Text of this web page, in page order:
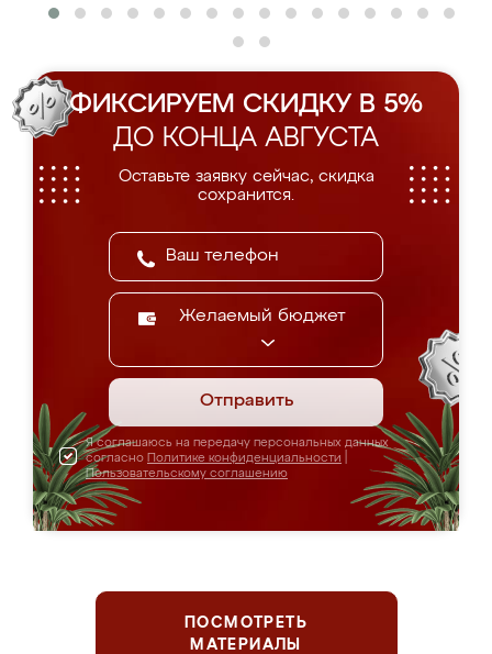
ФИКСИРУЕМ СКИДКУ В 5%
ДО КОНЦА АВГУСТА
Оставьте заявку сейчас, скидка
сохранится.
Желаемый бюджет
Отправить
Я соглашаюсь на передачу персональных данных
согласно Политике конфиденциальности
Пользовательскому соглашению
ПОСМОТРЕТЬ
МАТЕРИАЛЫ